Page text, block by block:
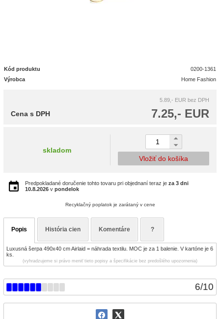
6/10
Kód produktu
0200-1361
Výrobca
Home Fashion
5.89,- EUR bez DPH
7.25,- EUR
Cena s DPH
skladom
Vložiť do košíka
Predpokladané doručenie tohto tovaru pri objednaní teraz je za 3 dni
10.8.2026 v pondelok
Recyklačný poplatok je zarátaný v cene
Popis História cien Komentáre ?
Luxusná šerpa 490x40 cm Airlaid = náhrada textilu. MOC je za 1 balenie. V kartóne je 6
ks.
(vyhradzujeme si právo meniť tieto popisy a špecifikácie bez predošlého upozornenia)